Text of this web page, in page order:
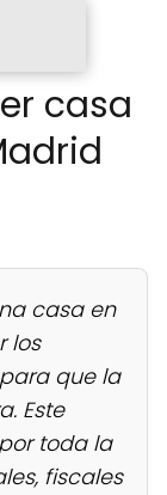
casa
casa en
los
que la
Este
toda la
fiscales